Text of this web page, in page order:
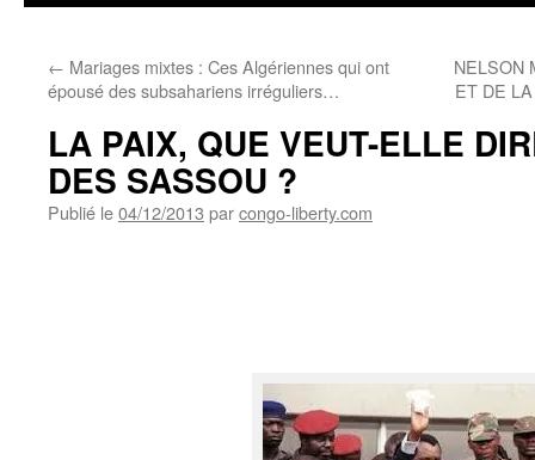
← Mariages mixtes : Ces Algériennes qui ont
épousé des subsahariens irréguliers…
NELSON
ET DE
LA PAIX, QUE VEUT-ELLE
DES SASSOU ?
Publié le04/12/2013 parcongo-liberty.com